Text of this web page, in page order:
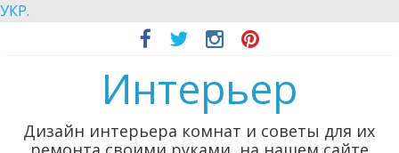
УКР.
Интерьер
Дизайн интерьера комнат и советы для их